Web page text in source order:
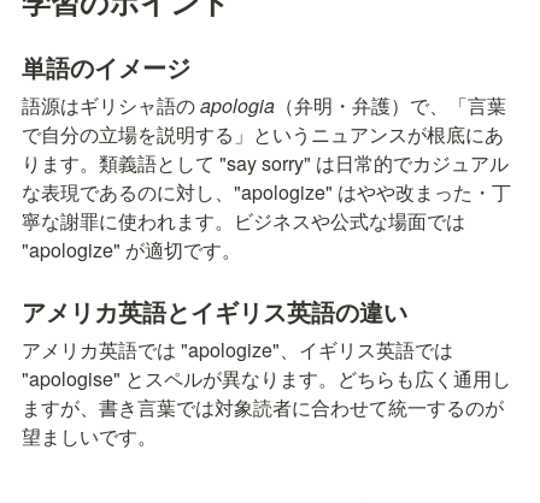
単語のイメージ
語源はギリシャ語の apologia （弁明・弁護）で、「言葉
で自分の立場を説明する」というニュアンスが根底にあ
ります。類義語として "say sorry" は日常的でカジュアル
な表現であるのに対し、"apologize" はやや改まった・丁
寧な謝罪に使われます。ビジネスや公式な場面では
"apologize" が適切です。
アメリカ英語とイギリス英語の違い
アメリカ英語では "apologize"、イギリス英語では
"apologise" とスペルが異なります。どちらも広く通用し
ますが、書き言葉では対象読者に合わせて統一するのが
望ましいです。